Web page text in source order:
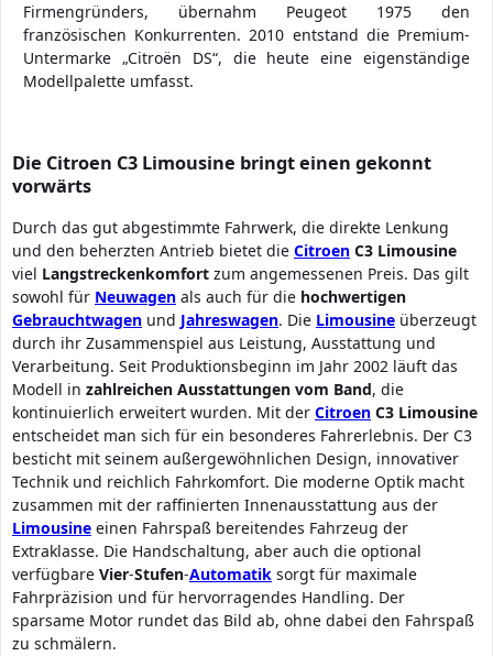
Firmengründers, übernahm Peugeot 1975 den
französischen Konkurrenten. 2010 entstand die Premium-
Untermarke „Citroën DS“, die heute eine eigenständige
Modellpalette umfasst.
Die Citroen C3 Limousine bringt einen gekonnt
vorwärts
Durch das gut abgestimmte Fahrwerk, die direkte Lenkung
und den beherzten Antrieb bietet die Citroen C3 Limousine
viel Langstreckenkomfort zum angemessenen Preis. Das gilt
sowohl für Neuwagen als auch für die hochwertigen
Gebrauchtwagen und Jahreswagen. Die Limousine überzeugt
durch ihr Zusammenspiel aus Leistung, Ausstattung und
Verarbeitung. Seit Produktionsbeginn im Jahr 2002 läuft das
Modell in zahlreichen Ausstattungen vom Band, die
kontinuierlich erweitert wurden. Mit der Citroen C3 Limousine
entscheidet man sich für ein besonderes Fahrerlebnis. Der C3
besticht mit seinem außergewöhnlichen Design, innovativer
Technik und reichlich Fahrkomfort. Die moderne Optik macht
zusammen mit der raffinierten Innenausstattung aus der
Limousine einen Fahrspaß bereitendes Fahrzeug der
Extraklasse. Die Handschaltung, aber auch die optional
verfügbare Vier-Stufen-Automatik sorgt für maximale
Fahrpräzision und für hervorragendes Handling. Der
sparsame Motor rundet das Bild ab, ohne dabei den Fahrspaß
zu schmälern.